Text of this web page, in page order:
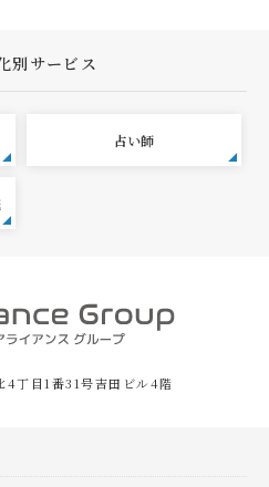
別サービス
占い師
4丁目1番31号吉田ビル4階